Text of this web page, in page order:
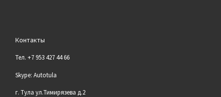
Контакты
Тел. +7 953 427 44 66
Skype: Autotula
г. Тула ул.Тимирязева д.2